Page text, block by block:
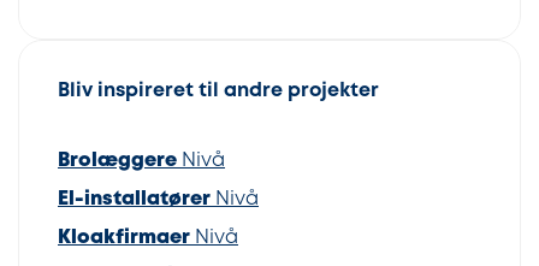
Bliv inspireret til andre projekter
Brolæggere Nivå
El-installatører Nivå
Kloakfirmaer Nivå